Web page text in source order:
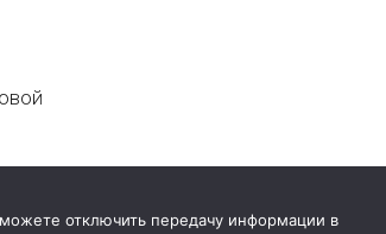
отключить передачу информации в